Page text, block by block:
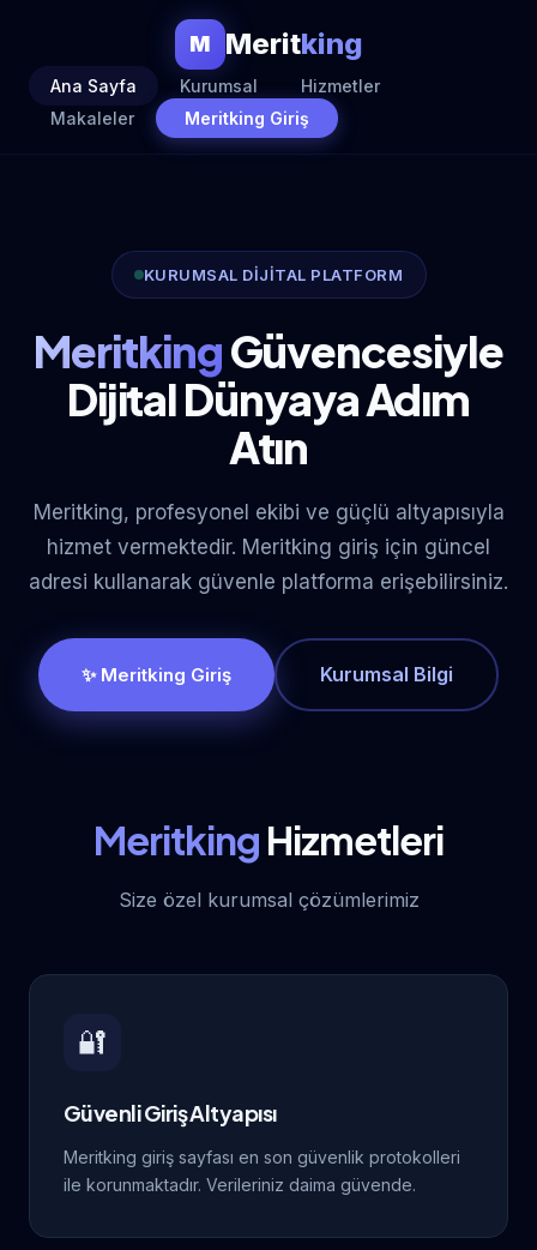
M Meritking
Ana Sayfa Kurumsal
Hizmetler
Makaleler
Meritking Giriş
KURUMSAL DİJİTAL PLATFORM
MeritkingGüvencesiyle
Dijital Dünyaya Adım
Atın
Meritking, profesyonel ekibi ve güçlü altyapısıyla
hizmet vermektedir. Meritking giriş için güncel
adresi kullanarak güvenle platforma erişebilirsiniz.
✨ Meritking Giriş Kurumsal Bilgi
Meritking Hizmetleri
Size özel kurumsal çözümlerimiz
🔐
Güvenli Giriş Altyapısı
Meritking giriş sayfası en son güvenlik protokolleri
ile korunmaktadır. Verileriniz daima güvende.